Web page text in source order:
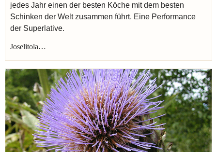
jedes Jahr einen der besten Köche mit dem besten
Schinken der Welt zusammen führt. Eine Performance
der Superlative.
Joselitola…